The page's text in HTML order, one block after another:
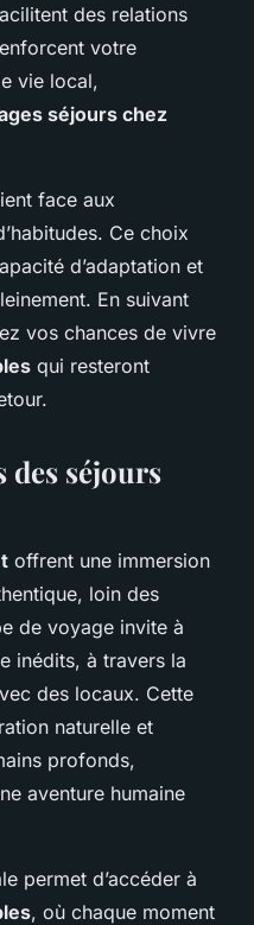
des relations
votre
vie local,
séjours chez
face aux
Ce choix
d’adaptation et
En suivant
vos chances de vivre
qui resteront
des séjours
offrent une immersion
loin des
de voyage invite à
inédits, à travers la
des locaux. Cette
naturelle et
profonds,
aventure humaine
permet d’accéder à
, où chaque moment